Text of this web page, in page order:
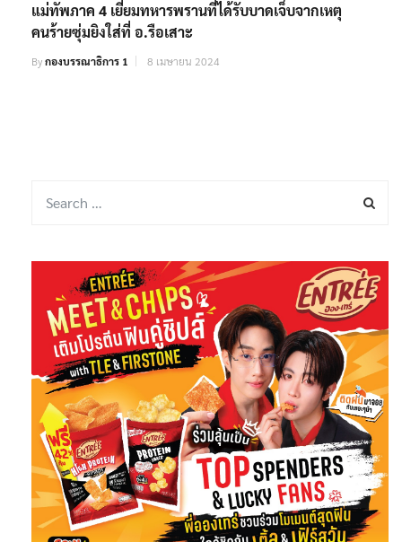
แม่ทัพภาค 4 เยี่ยมทหารพรานที่ได้รับบาดเจ็บจากเหตุ
คนร้ายซุ่มยิงใส่ที่ อ.รือเสาะ
Byกองบรรณาธิการ 1 8 เมษายน 2024